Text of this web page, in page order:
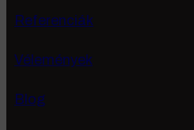
Referenciák
Vélemények
Blog